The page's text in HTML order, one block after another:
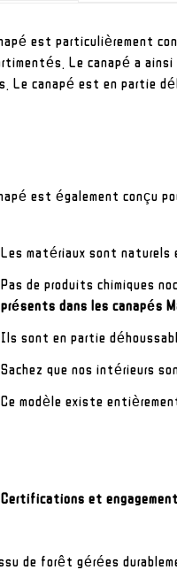
est particulièrement
Le canapé a
Le canapé est en partie
est également conçu
Les matériaux sont
Pas de produits chimiques
présents dans les canapés
Ils sont en partie
Sachez que nos intérieurs
Ce modèle existe
Certifications et
de forêt gérées